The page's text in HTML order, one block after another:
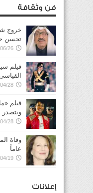
فن وثقافة
خروج
تحسن
26
فيلم
28
فيلم
ويتصدر
28
عاماً
19
إعلانات